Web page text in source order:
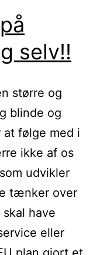
selv!!
større og
blinde og
at følge med i
ikke af os
udvikler
tænker over
have
eller